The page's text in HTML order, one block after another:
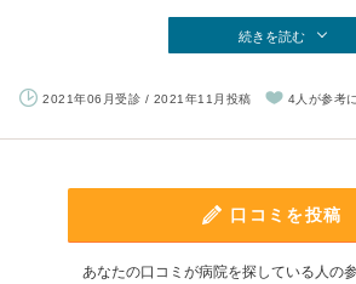
続きを読む
2021年06月受診 / 2021年11月投稿 4人が参考
口コミを投稿
あなたの口コミが病院を探している人の